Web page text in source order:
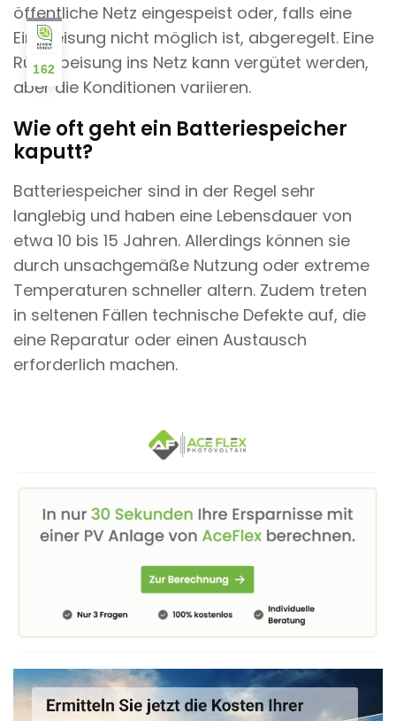
öffentliche Netz eingespeist oder, falls eine
Einspeisung nicht möglich ist, abgeregelt. Eine
Rückspeisung ins Netz kann vergütet werden,
aber die Konditionen variieren.
Wie oft geht ein Batteriespeicher
kaputt?
Batteriespeicher sind in der Regel sehr
langlebig und haben eine Lebensdauer von
etwa 10 bis 15 Jahren. Allerdings können sie
durch unsachgemäße Nutzung oder extreme
Temperaturen schneller altern. Zudem treten
in seltenen Fällen technische Defekte auf, die
eine Reparatur oder einen Austausch
erforderlich machen.
162